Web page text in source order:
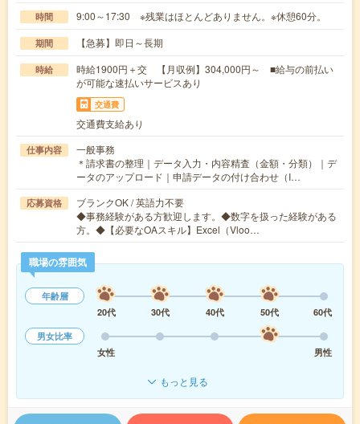
時間 9:00～17:30 ※残業はほとんどありません。※休憩60分。
期間 【急募】即日～長期
時給
時給1900円＋交 【月収例】304,000円～ ■給与の前払い
が可能な速払いサービスあり
交通費
交通費支給あり
仕事内容
一般事務
＊請求書の整理｜データ入力・内容精査（金額・分類）｜デ
ータのアップロード｜申請データの付け合わせ（I…
応募資格
ブランクOK / 英語力不要
◆事務経験がある方歓迎します。◆数字を扱った経験がある
方。◆【必要なOAスキル】Excel（Vloo…
職場の雰囲気
年齢層
20代
30代 40代 50代
60代
男女比率
女性
男性
もっと見る